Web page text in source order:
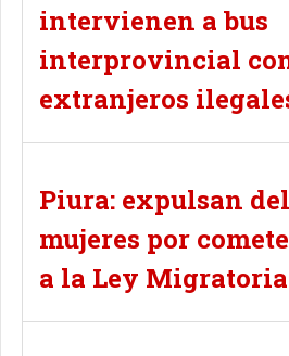
intervienen a bus
interprovincial
extranjeros
Piura: expulsan
mujeres por
a la Ley Migratoria